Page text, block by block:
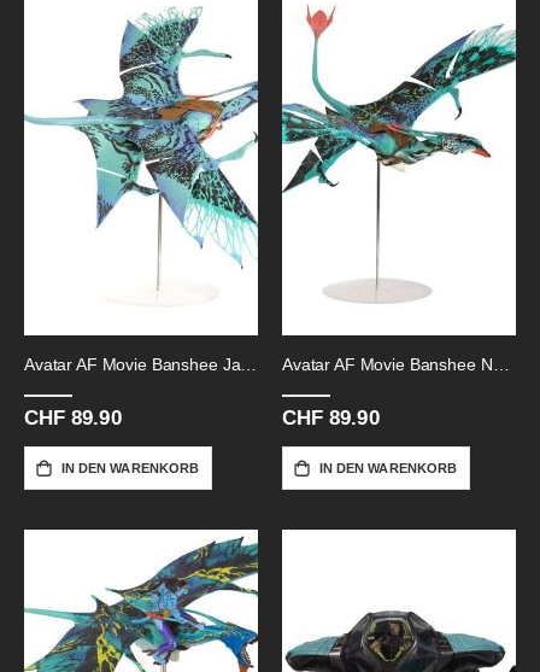
CHF 89.90
IN DEN WARENKORB
CHF 89.90
IN DEN WARENKORB